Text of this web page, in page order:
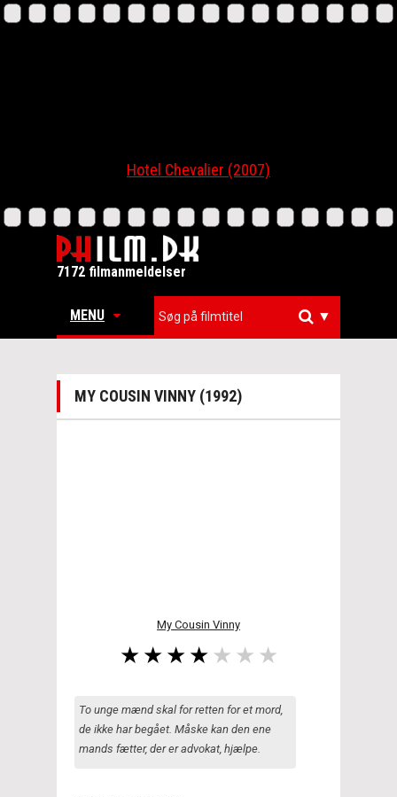
Hotel Chevalier (2007)
7172 filmanmeldelser
MENU ▼
MY COUSIN VINNY (1992)
My Cousin Vinny
To unge mænd skal for retten for et mord,
de ikke har begået. Måske kan den ene
mands fætter, der er advokat, hjælpe.